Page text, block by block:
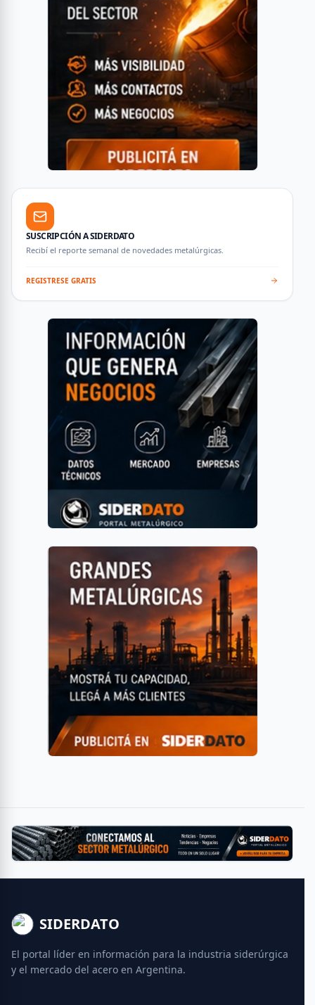
SUSCRIPCIÓN A SIDERDATO
Recibí el reporte semanal de novedades metalúrgicas.
REGISTRESE GRATIS
SIDERDATO
El portal líder en información para la industria siderúrgica
y el mercado del acero en Argentina.